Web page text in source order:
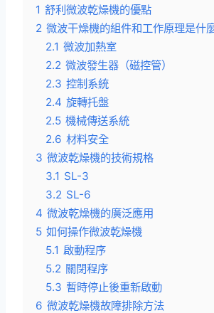
1 舒利微波乾燥機的優點
2 微波干燥機的組件和工作原理是什
2.1 微波加熱室
2.2 微波發生器（磁控管）
2.3 控制系統
2.4 旋轉托盤
2.5 機械傳送系統
2.6 材料安全
3 微波乾燥機的技術規格
3.1 SL-3
3.2 SL-6
4 微波乾燥機的廣泛應用
5 如何操作微波乾燥機
5.1 啟動程序
5.2 關閉程序
5.3 暫時停止後重新啟動
6 微波乾燥機故障排除方法